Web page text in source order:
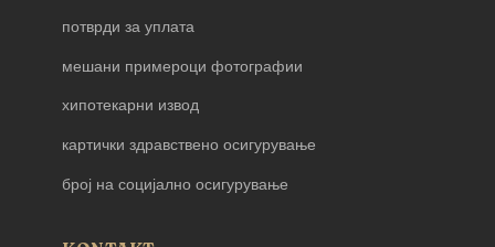
потврди за уплата
мешани примероци фотографии
хипотекарни извод
картички здравствено осигурување
број на социјално осигурување